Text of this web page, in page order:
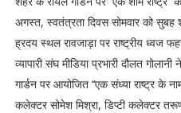
अगस्त, स्वतंत्रता दिवस सोमवार को सुबह
ह्रदय स्थल रावजाड़ा पर राष्ट्रीय ध्वज
व्यापारी संघ मीडिया प्रभारी दौलत
गार्डन पर आयोजित ‘‘एक संध्या राष्ट्र
कलेक्टर सोमेश मिश्रा, डिप्टी कलेक्टर